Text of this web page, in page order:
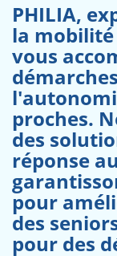
PHILIA,
la mobilité
vous
proches.
des
réponse
pour
des
pour des